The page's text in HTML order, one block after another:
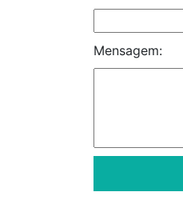
Mensagem: